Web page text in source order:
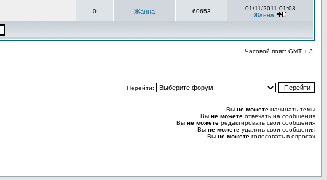
0 Жанна 60653
01/11/2011 01:03
Жанна
Часовой пояс: GMT + 3
Перейти:
Вы не можете начинать темы
Вы не можете отвечать на сообщения
Вы не можете редактировать свои сообщения
Вы не можете удалять свои сообщения
Вы не можете голосовать в опросах